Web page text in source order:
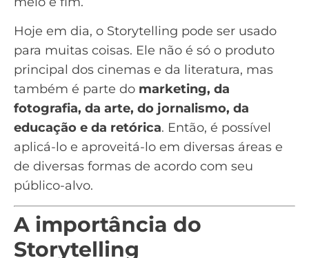
Hoje em dia, o Storytelling pode ser usado
para muitas coisas. Ele não é só o produto
principal dos cinemas e da literatura, mas
também é parte do marketing, da
fotografia, da arte, do jornalismo, da
educação e da retórica. Então, é possível
aplicá-lo e aproveitá-lo em diversas áreas e
de diversas formas de acordo com seu
público-alvo.
A importância do
Storytelling